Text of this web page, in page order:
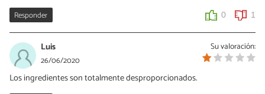
Responder 0 1
Su valoración:
Luis
26/06/2020
Los ingredientes son totalmente desproporcionados.